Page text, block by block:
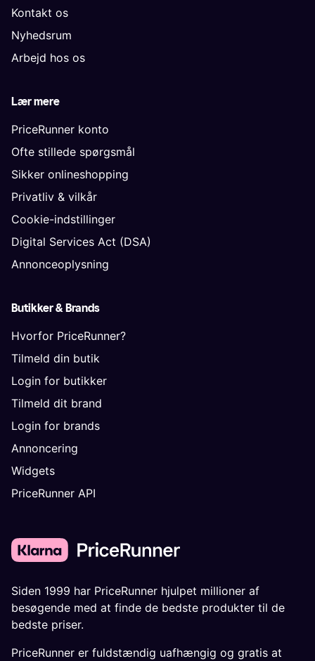
Kontakt os
Nyhedsrum
Arbejd hos os
Lær mere
PriceRunner konto
Ofte stillede spørgsmål
Sikker onlineshopping
Privatliv & vilkår
Cookie-indstillinger
Digital Services Act (DSA)
Annonceoplysning
Butikker & Brands
Hvorfor PriceRunner?
Tilmeld din butik
Login for butikker
Tilmeld dit brand
Login for brands
Annoncering
Widgets
PriceRunner API
Siden 1999 har PriceRunner hjulpet millioner af
besøgende med at finde de bedste produkter til de
bedste priser.
PriceRunner er fuldstændig uafhængig og gratis at